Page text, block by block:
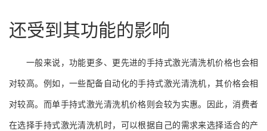
还受到其功能的影响
一般来说，功能更多、更先进的手持式激光清洗机价格也会相
对较高。例如，一些配备自动化的手持式激光清洗机，其价格会相
对较高。而单手持式激光清洗机价格则会较为实惠。因此，消费者
在选择手持式激光清洗机时，可以根据自己的需求来选择适合的产